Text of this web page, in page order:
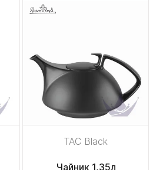
TAC Black
Чайник 1,35л